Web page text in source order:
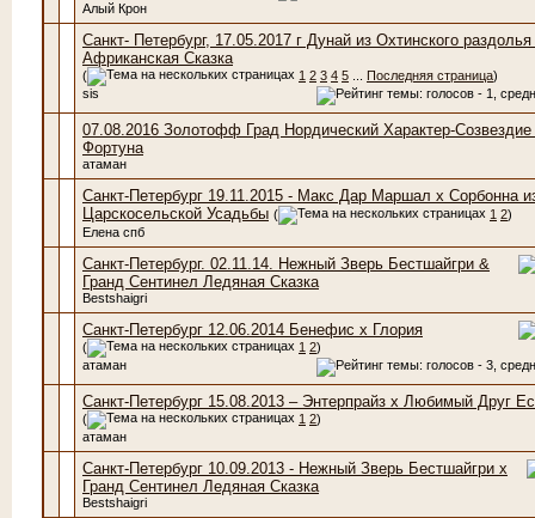
Алый Крон
Санкт- Петербург, 17.05.2017 г Дунай из Охтинского раздолья
Африканская Сказка
( 1 2 3 4 5 Последняя страница)
sis
07.08.2016 Золотофф Град Нордический Характер-
Фортуна
атаман
Санкт-Петербург 19.11.2015 - Макс Дар Маршал х Сорбонна
Царскосельской Усадьбы ( 1 2)
Елена спб
Санкт-Петербург. 02.11.14. Нежный Зверь Бестшайгри &
Гранд Сентинел Ледяная Сказка
Bestshaigri
Санкт-Петербург 12.06.2014 Бенефис x Глория
( 1 2)
атаман
Санкт-Петербург 15.08.2013 – Энтерпрайз х Любимый Друг
( 1 2)
атаман
Санкт-Петербург 10.09.2013 - Нежный Зверь Бестшайгри х
Гранд Сентинел Ледяная Сказка
Bestshaigri